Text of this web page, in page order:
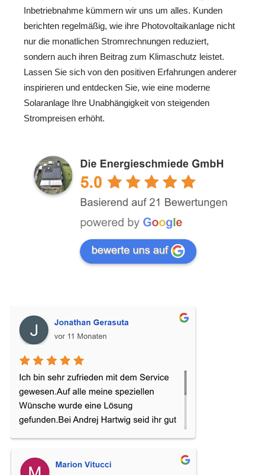
Inbetriebnahme kümmern wir uns um alles. Kunden
berichten regelmäßig, wie ihre Photovoltaikanlage nicht
nur die monatlichen Stromrechnungen reduziert,
sondern auch ihren Beitrag zum Klimaschutz leistet.
Lassen Sie sich von den positiven Erfahrungen anderer
inspirieren und entdecken Sie, wie eine moderne
Solaranlage Ihre Unabhängigkeit von steigenden
Strompreisen erhöht.